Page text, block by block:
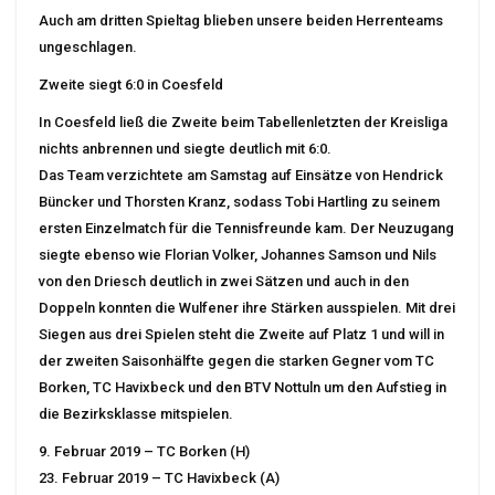
Auch am dritten Spieltag blieben unsere beiden Herrenteams
ungeschlagen.
Zweite siegt 6:0 in Coesfeld
In Coesfeld ließ die Zweite beim Tabellenletzten der Kreisliga
nichts anbrennen und siegte deutlich mit 6:0.
Das Team verzichtete am Samstag auf Einsätze von Hendrick
Büncker und Thorsten Kranz, sodass Tobi Hartling zu seinem
ersten Einzelmatch für die Tennisfreunde kam. Der Neuzugang
siegte ebenso wie Florian Volker, Johannes Samson und Nils
von den Driesch deutlich in zwei Sätzen und auch in den
Doppeln konnten die Wulfener ihre Stärken ausspielen. Mit drei
Siegen aus drei Spielen steht die Zweite auf Platz 1 und will in
der zweiten Saisonhälfte gegen die starken Gegner vom TC
Borken, TC Havixbeck und den BTV Nottuln um den Aufstieg in
die Bezirksklasse mitspielen.
9. Februar 2019 – TC Borken (H)
23. Februar 2019 – TC Havixbeck (A)